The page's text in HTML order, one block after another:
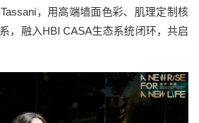
，用高端墙面色彩、肌理定制核
，融入HBI CASA生态系统闭环，共启